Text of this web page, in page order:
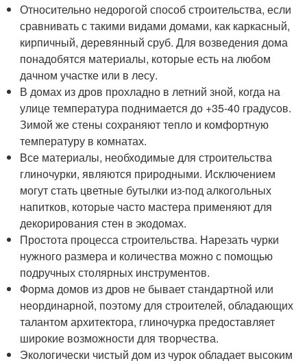
Относительно недорогой способ строительства, если
сравнивать с такими видами домами, как каркасный,
кирпичный, деревянный сруб. Для возведения дома
понадобятся материалы, которые есть на любом
дачном участке или в лесу.
В домах из дров прохладно в летний зной, когда на
улице температура поднимается до +35-40 градусов.
Зимой же стены сохраняют тепло и комфортную
температуру в комнатах.
Все материалы, необходимые для строительства
глиночурки, являются природными. Исключением
могут стать цветные бутылки из-под алкогольных
напитков, которые часто мастера применяют для
декорирования стен в экодомах.
Простота процесса строительства. Нарезать чурки
нужного размера и количества можно с помощью
подручных столярных инструментов.
Форма домов из дров не бывает стандартной или
неординарной, поэтому для строителей, обладающих
талантом архитектора, глиночурка предоставляет
широкие возможности для творчества.
Экологически чистый дом из чурок обладает высоким